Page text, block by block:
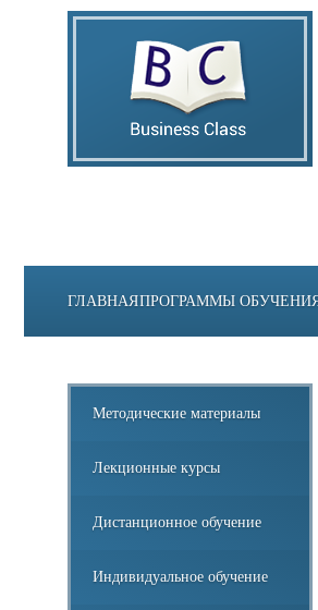
ГЛАВНАЯПРОГРАММЫ
Методические материалы
Лекционные курсы
Дистанционное обучение
Индивидуальное обучение